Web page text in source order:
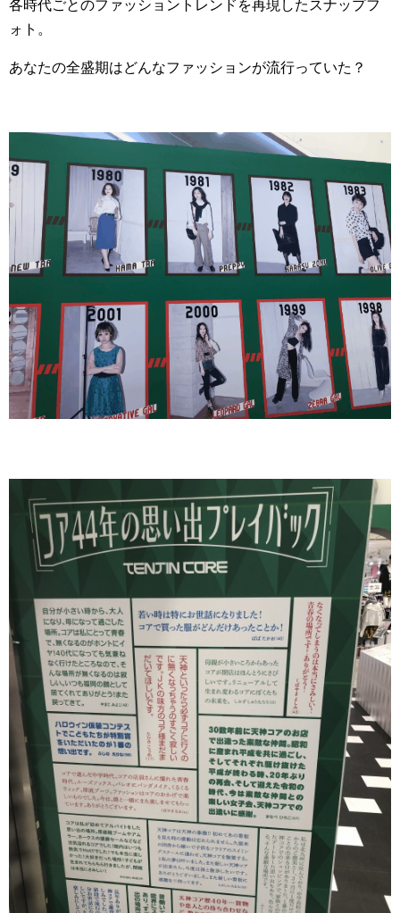
各時代ごとのファッショントレンドを再現したスナップフ
ォト。
あなたの全盛期はどんなファッションが流行っていた？